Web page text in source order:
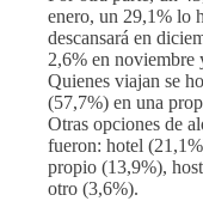
enero, un 29,1% lo
descansará en
2,6% en noviembre
Quienes viajan se
(57,7%) en una
Otras opciones de
fueron: hotel
propio (13,9%),
otro (3,6%).